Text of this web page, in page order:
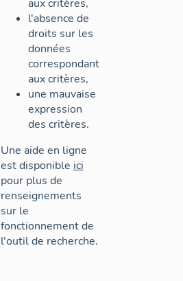
aux critères,
l'absence de
droits sur les
données
correspondant
aux critères,
une mauvaise
expression
des critères.
Une aide en ligne
est disponible ici
pour plus de
renseignements
sur le
fonctionnement de
l'outil de recherche.